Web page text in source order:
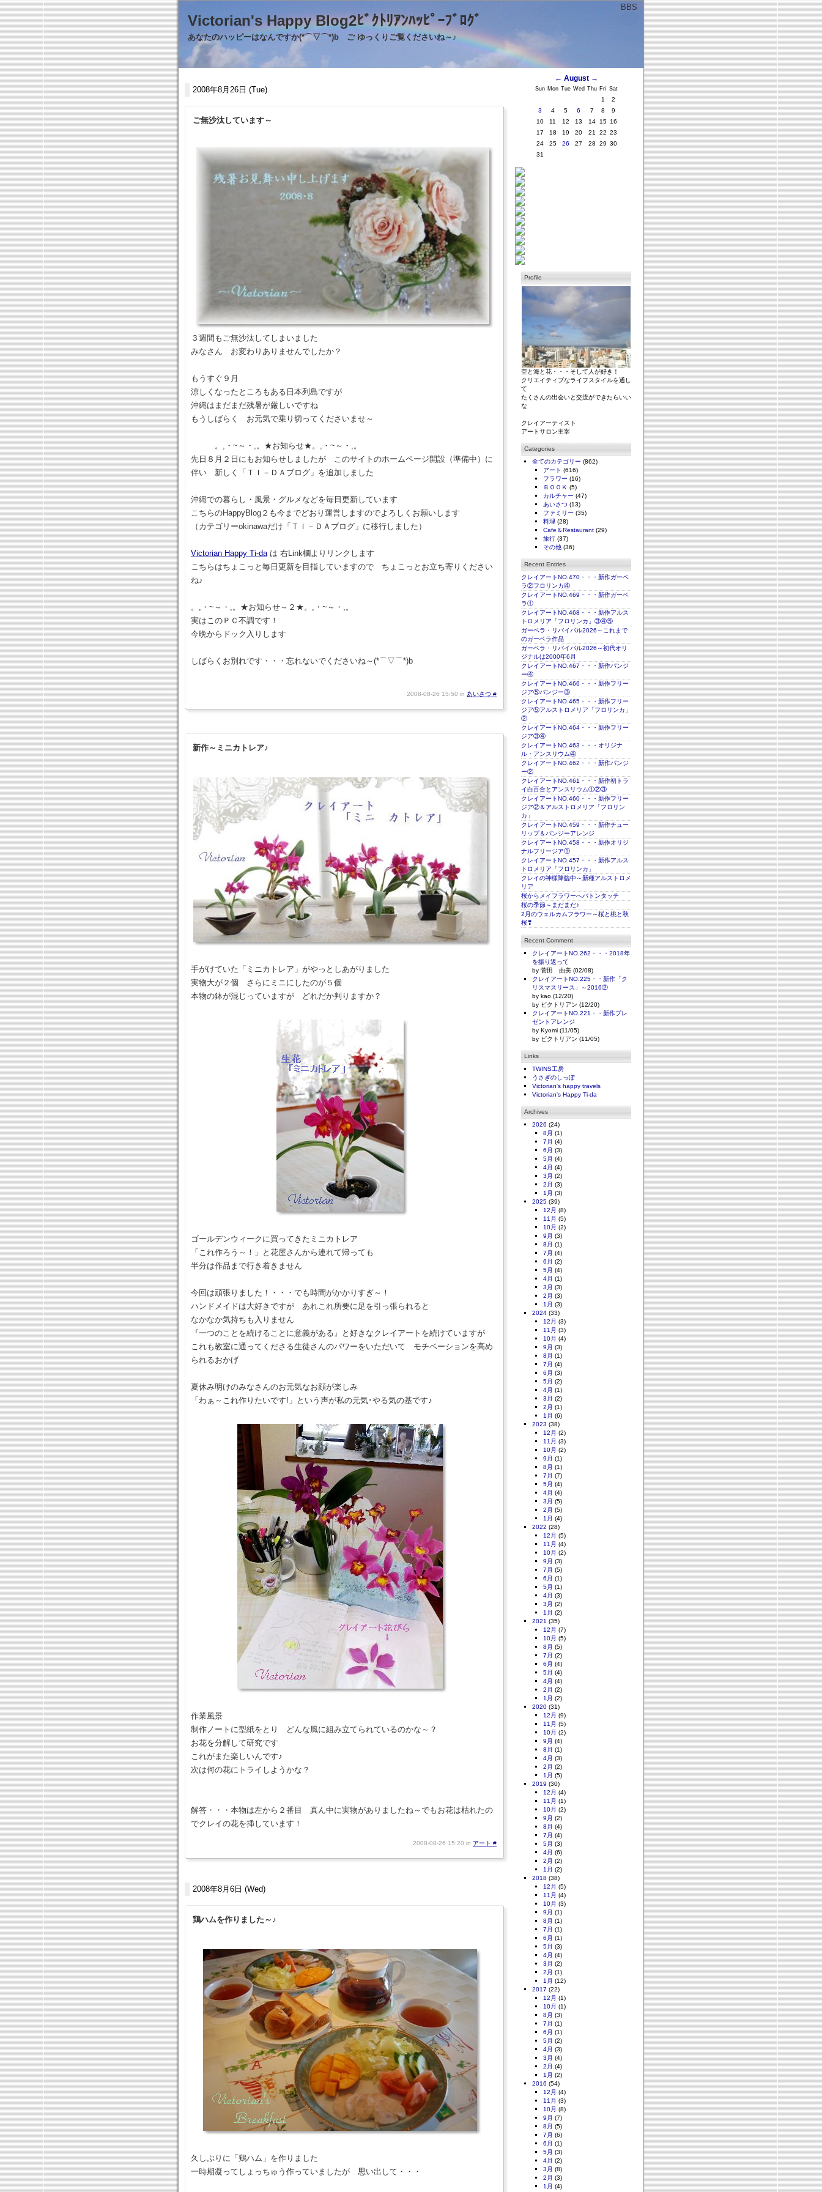
BBS
Victorian's Happy Blog2ﾋﾞｸﾄﾘｱﾝﾊｯﾋﾟｰﾌﾞﾛｸﾞ
あなたのハッピーはなんですか(*⌒▽⌒*)b ご ゆっくりご覧くださいね～♪
2008年8月26日 (Tue)
ご無沙汰しています～
３週間もご無沙汰してしまいました
みなさん お変わりありませんでしたか？
もうすぐ９月
涼しくなったところもある日本列島ですが
沖縄はまだまだ残暑が厳しいですね
もうしばらく お元気で乗り切ってくださいませ～
。,・~～・,。★お知らせ★。,・~～・,。
先日８月２日にもお知らせしましたが このサイトのホームページ開設（準備中）に
伴い 新しく「ＴＩ－ＤＡブログ」を追加しました
沖縄での暮らし・風景・グルメなどを毎日更新しています
こちらのHappyBlog２も今までどおり運営しますのでよろしくお願いします
（カテゴリーokinawaだけ「ＴＩ－ＤＡブログ」に移行しました）
Victorian Happy Ti-daは 右Link欄よりリンクします
こちらはちょこっと毎日更新を目指していますので ちょこっとお立ち寄りください
ね♪
。,・~～・,。★お知らせ～２★。,・~～・,。
実はこのＰＣ不調です！
今晩からドック入りします
しばらくお別れです・・・忘れないでくださいね～(*⌒▽⌒*)b
2008-08-26 15:50 in あいさつ #
新作～ミニカトレア♪
手がけていた「ミニカトレア」がやっとしあがりました
実物大が２個 さらにミニにしたのが５個
本物の鉢が混じっていますが どれだか判りますか？
ゴールデンウィークに買ってきたミニカトレア
「これ作ろう～！」と花屋さんから連れて帰っても
半分は作品まで行き着きません
今回は頑張りました！・・・でも時間がかかりすぎ～！
ハンドメイドは大好きですが あれこれ所要に足を引っ張られると
なかなか気持ちも入りません
『一つのことを続けることに意義がある』と好きなクレイアートを続けていますが
これも教室に通ってくださる生徒さんのパワーをいただいて モチベーションを高め
られるおかげ
夏休み明けのみなさんのお元気なお顔が楽しみ
「わぁ～これ作りたいです!」という声が私の元気･やる気の基です♪
作業風景
制作ノートに型紙をとり どんな風に組み立てられているのかな～？
お花を分解して研究です
これがまた楽しいんです♪
次は何の花にトライしようかな？
解答・・・本物は左から２番目 真ん中に実物がありましたね～でもお花は枯れたの
でクレイの花を挿しています！
2008-08-26 15:20 in アート #
2008年8月6日 (Wed)
鶏ハムを作りました～♪
久しぶりに「鶏ハム」を作りました
一時期凝ってしょっちゅう作っていましたが 思い出して・・・
← August →
Sun Mon Tue Wed Thu Fri Sat
1
2
3
4 5 6 7 8
9
10
11 12 13 14 15 16
17
18 19 20 21 22 23
24
25 26 27 28 29 30
31
Profile
空と海と花・・・そして人が好き！
クリエイティブなライフスタイルを通し
て
たくさんの出会いと交流ができたらいい
な
クレイアーティスト
アートサロン主宰
Categories
全てのカテゴリー (862)
アート (616)
フラワー (16)
ＢＯＯＫ (5)
カルチャー (47)
あいさつ (13)
ファミリー (35)
料理 (28)
Cafe＆Restaurant (29)
旅行 (37)
その他 (36)
Recent Entries
クレイアートNO.470・・・新作ガーベ
ラ②フロリンカ④
クレイアートNO.469・・・新作ガーベ
ラ①
クレイアートNO.468・・・新作アルス
トロメリア「フロリンカ」③④⑤
ガーベラ・リバイバル2026～これまで
のガーベラ作品
ガーベラ・リバイバル2026～初代オリ
ジナルは2000年6月
クレイアートNO.467・・・新作パンジ
ー④
クレイアートNO.466・・・新作フリー
ジア⑤パンジー③
クレイアートNO.465・・・新作フリー
ジア⑤アルストロメリア「フロリンカ」
②
クレイアートNO.464・・・新作フリー
ジア③④
クレイアートNO.463・・・オリジナ
ル・アンスリウム④
クレイアートNO.462・・・新作パンジ
ー②
クレイアートNO.461・・・新作初トラ
イ白百合とアンスリウム①②③
クレイアートNO.460・・・新作フリー
ジア②＆アルストロメリア「フロリン
カ」
クレイアートNO.459・・・新作チュー
リップ＆パンジーアレンジ
クレイアートNO.458・・・新作オリジ
ナルフリージア①
クレイアートNO.457・・・新作アルス
トロメリア「フロリンカ」
クレイの神様降臨中～新種アルストロメ
リア
桜からメイフラワーへバトンタッチ
桜の季節～まだまだ♪
2月のウェルカムフラワー～桜と桃と秋
桜❣
Recent Comment
クレイアートNO.262・・・2018年
を振り返って
by 菅田 由美 (02/08)
クレイアートNO.225・・新作「ク
リスマスリース」～2016②
by kao (12/20)
by ビクトリアン (12/20)
クレイアートNO.221・・新作プレ
ゼントアレンジ
by Kyomi (11/05)
by ビクトリアン (11/05)
Links
TWINS工房
うさぎのしっぽ
Victorian's happy travels
Victorian's Happy Ti-da
Archives
2026 (24)
8月 (1)
7月 (4)
6月 (3)
5月 (4)
4月 (4)
3月 (2)
2月 (3)
1月 (3)
2025 (39)
12月 (8)
11月 (5)
10月 (2)
9月 (3)
8月 (1)
7月 (4)
6月 (2)
5月 (4)
4月 (1)
3月 (3)
2月 (3)
1月 (3)
2024 (33)
12月 (3)
11月 (3)
10月 (4)
9月 (3)
8月 (1)
7月 (4)
6月 (3)
5月 (2)
4月 (1)
3月 (2)
2月 (1)
1月 (6)
2023 (38)
12月 (2)
11月 (3)
10月 (2)
9月 (1)
8月 (1)
7月 (7)
5月 (4)
4月 (4)
3月 (5)
2月 (5)
1月 (4)
2022 (28)
12月 (5)
11月 (4)
10月 (2)
9月 (3)
7月 (5)
6月 (1)
5月 (1)
4月 (3)
3月 (2)
1月 (2)
2021 (35)
12月 (7)
10月 (5)
8月 (5)
7月 (2)
6月 (4)
5月 (4)
4月 (4)
2月 (2)
1月 (2)
2020 (31)
12月 (9)
11月 (5)
10月 (2)
9月 (4)
8月 (1)
4月 (3)
2月 (2)
1月 (5)
2019 (30)
12月 (4)
11月 (1)
10月 (2)
9月 (2)
8月 (4)
7月 (4)
5月 (3)
4月 (6)
2月 (2)
1月 (2)
2018 (38)
12月 (5)
11月 (4)
10月 (3)
9月 (1)
8月 (1)
7月 (1)
6月 (1)
5月 (3)
4月 (4)
3月 (2)
2月 (1)
1月 (12)
2017 (22)
12月 (1)
10月 (1)
8月 (3)
7月 (1)
6月 (1)
5月 (2)
4月 (3)
3月 (4)
2月 (4)
1月 (2)
2016 (54)
12月 (4)
11月 (3)
10月 (8)
9月 (7)
8月 (5)
7月 (6)
6月 (1)
5月 (3)
4月 (2)
3月 (8)
2月 (3)
1月 (4)